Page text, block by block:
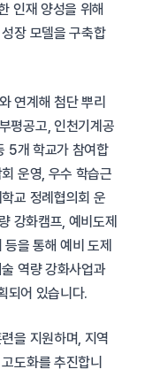
인재 양성을 위해
장 모델을 구축합
연계해 첨단 뿌리
평공고, 인천기계공
5개 학교가 참여합
운영, 우수 학습근
교 정례협의회 운
강화캠프, 예비도제
등을 통해 예비 도제
역량 강화사업과
되어 있습니다.
을 지원하며, 지역
도화를 추진합니